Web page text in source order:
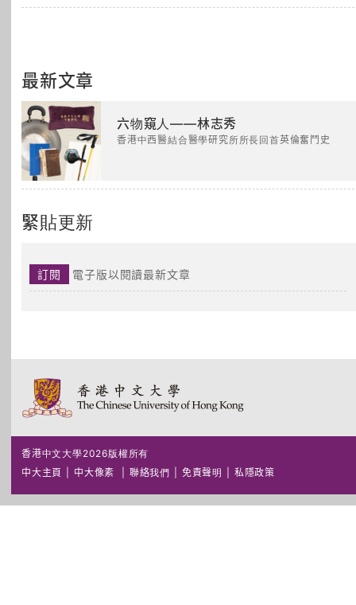
最新文章
六物窺人——林志秀
香港中西醫結合醫學研究所所長回首英倫奮鬥史
緊貼更新
訂閱 電子版以閱讀最新文章
香港中文大學2026版權所有
中大主頁
中大像素 聯絡我們 免責聲明 私隱政策